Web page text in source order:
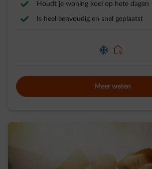
Houdt je woning koel op hete dagen
Is heel eenvoudig en snel geplaatst
element-home-cooling element-home-heating
Meer weten